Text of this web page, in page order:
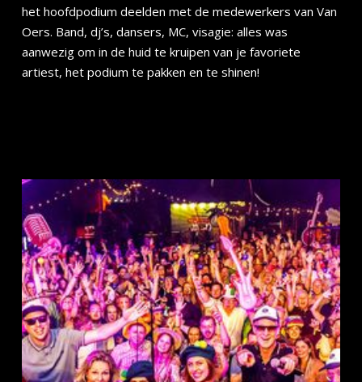
het hoofdpodium deelden met de medewerkers van Van
Oers. Band, dj’s, dansers, MC, visagie: alles was
aanwezig om in de huid te kruipen van je favoriete
artiest, het podium te pakken en te shinen!